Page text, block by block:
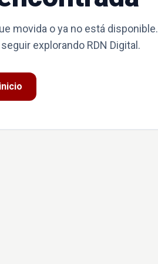
movida o ya no está disponible.
explorando RDN Digital.